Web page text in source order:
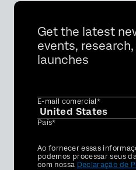
Get the latest
events,
launches
E-mail comercial*
País*
Privacy
Optin
Ao fornecer essas
podemos processar seus
com nossa Declaração de